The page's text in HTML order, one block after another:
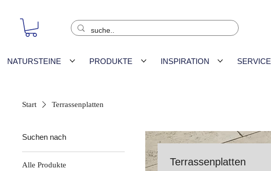
Start Terrassenplatten
Suchen nach
Alle Produkte
Terrassenplatten
NATURSTEINE PRODUKTE INSPIRATION SERVICE